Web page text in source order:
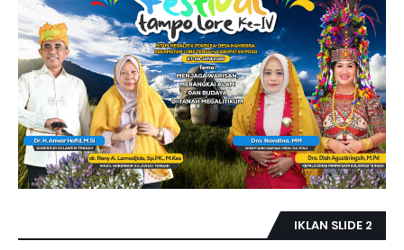
IKLAN SLIDE 2